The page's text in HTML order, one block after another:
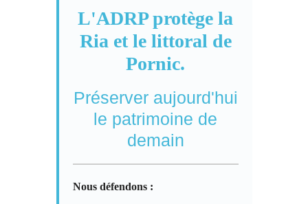
L'ADRP protège la
Ria et le littoral de
Pornic.
Préserver aujourd'hui
le patrimoine de
demain
Nous défendons :